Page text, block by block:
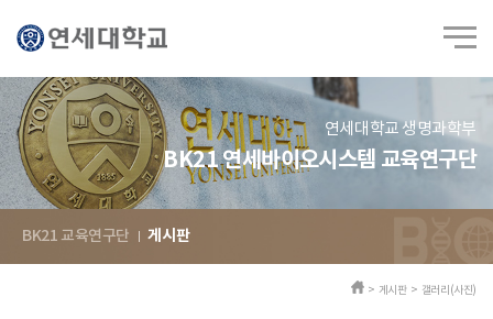
연세대학교 생명과학부
BK21 연세바이오시스템 교육연구단
BK21 교육연구단 게시판
> 게시판 > 갤러리(사진)